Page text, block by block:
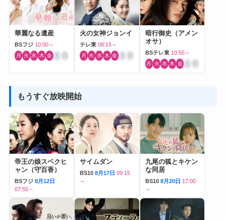
華麗なる遺産
BSフジ 10:00～
月 火 水 木 金 土 日
火の女神ジョンイ
テレ東 08:15～
月 火 水 木 金 土 日
暗行御史（アメン
オサ）
BSテレ東 10:55～
月 火 水 木 金 土 日
もうすぐ放映開始
帝王の娘スベクヒ
ャン（守百香）
BSフジ 8月12日
07:55～
サイムダン
BS10 8月17日 09:15
～
九尾の狐とキケン
な同居
BS10 8月20日 17:00
～